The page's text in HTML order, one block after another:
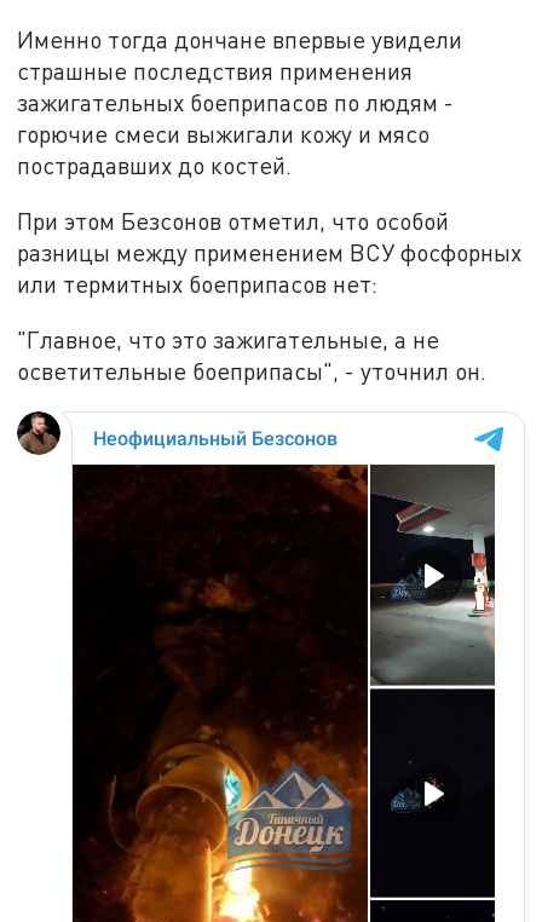
Именно тогда дончане впервые увидели
страшные последствия применения
зажигательных боеприпасов по людям -
горючие смеси выжигали кожу и мясо
пострадавших до костей.
При этом Безсонов отметил, что особой
разницы между применением ВСУ фосфорных
или термитных боеприпасов нет:
"Главное, что это зажигательные, а не
осветительные боеприпасы", - уточнил он.